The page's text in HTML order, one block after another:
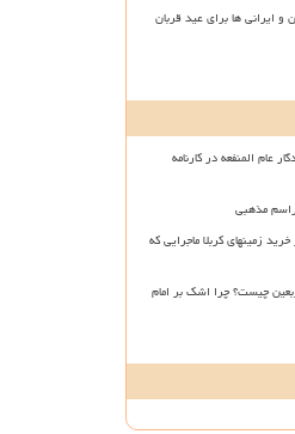
ایرانی ها برای عید قربان
عام المنفعه در کارنامه
مذهبی
زمینهای کربلا ماجرایی که
چیست؟ چرا اشک بر امام